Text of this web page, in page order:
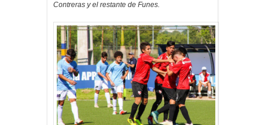
Contreras y el restante de Funes.